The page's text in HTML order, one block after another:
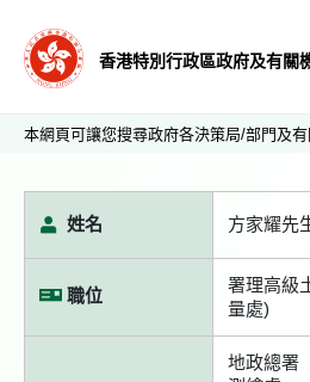
香港特別行政區政府及有關
本網頁可讓您搜尋政府各決策局/部門及
姓名 方家耀先
職位
署理高級
量處)
地政總署